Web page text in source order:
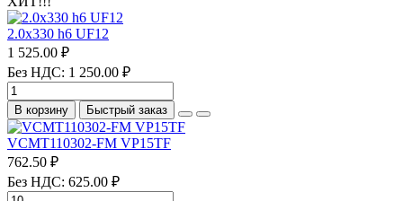
2.0х330 h6 UF12
1 525.00 ₽
Без НДС: 1 250.00 ₽
В корзину Быстрый заказ
VCMT110302-FM VP15TF
762.50 ₽
Без НДС: 625.00 ₽